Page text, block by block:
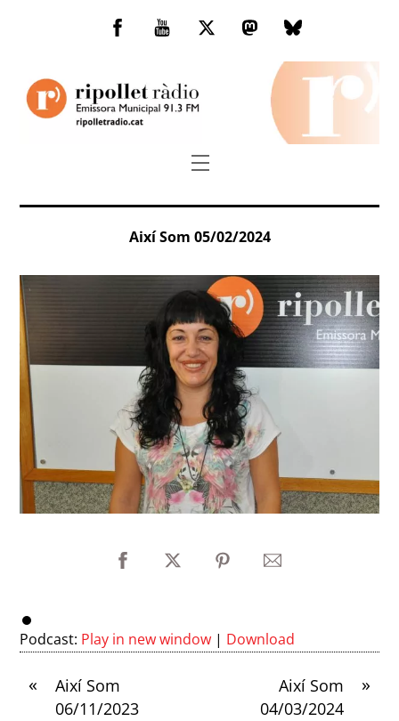
Facebook
You
TwitterMastodonBluesky
Menu
Així Som 05/02/2024
Podcast: Play in new window | Download
«
Així Som
06/11/2023
»
Així Som
04/03/2024